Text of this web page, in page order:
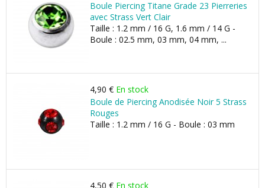
Boule Piercing Titane Grade 23 Pierreries
avec Strass Vert Clair
Taille : 1.2 mm / 16 G, 1.6 mm / 14 G -
Boule : 02.5 mm, 03 mm, 04 mm, ...
4,90 € En stock
Boule de Piercing Anodisée Noir 5 Strass
Rouges
Taille : 1.2 mm / 16 G - Boule : 03 mm
4,50 € En stock